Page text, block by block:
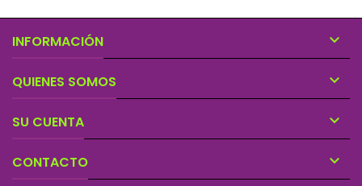
INFORMACIÓN 
QUIENES SOMOS 
SU CUENTA 
CONTACTO 